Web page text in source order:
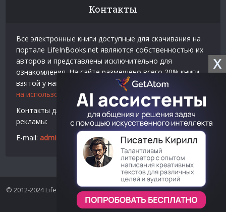
X
Контакты
Все электронные книги доступные для скачивания на
портале LifeInBooks.net являются собственностью их
авторов и представлены исключительно для
ознакомления. На сайте размещено всего 20% книги
взятой у нашего партнера
Официальное разрешение
на использование материалов Litres .
Контакты для связи по вопросам авторского права и
рекламы:
E-mail: admin@lifeinbooks.net
© 2012-2024 LifeInBooks.net - Скачать бесплатно книги в форматах
fb2, epub, pdf, txt, rtf.